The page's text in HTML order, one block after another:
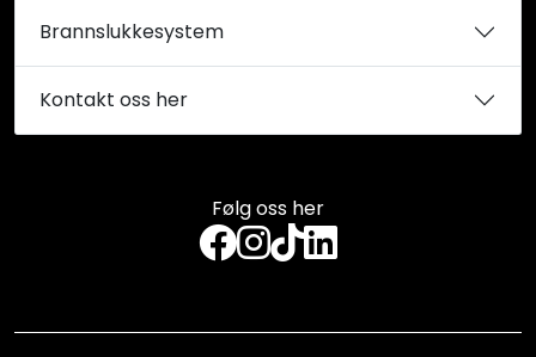
Følg oss her
Brannslukkesystem
Kontakt oss her